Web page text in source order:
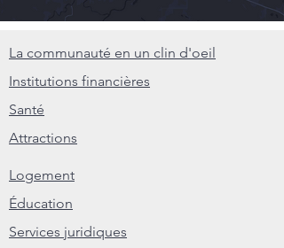
La communauté en un clin d'oeil
Institutions financières
Santé
Attractions
Logement
Éducation
Services juridiques